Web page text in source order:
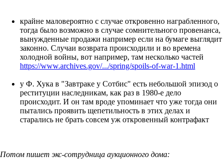
крайне маловероятно с случае откровенно награбленного,
тогда было возможно в случае сомнительного провенанса,
вынужденные продажи например если на бумаге выглядит
законно. Случаи возврата происходили и во времена
холодной войны, вот например, там несколько частей
https://www.archives.gov/.../spring/spoils-of-war-1.html
у Ф. Хука в "Завтраке у Сотбис" есть небольшой эпизод о
реституции наследникам, как раз в 1980-е дело
происходит. И он там вроде упоминает что уже тогда они
пытались проявить щепетильность в этих делах и
старались не брать совсем уж откровенный контрафакт
Потом пишет экс-сотрудница аукционного дома: